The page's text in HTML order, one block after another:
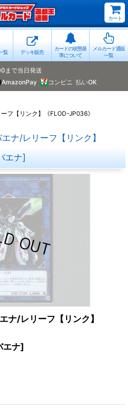
カート
覧 デッキ販売
カードの状態基
準について
メルカード通販
一覧
まで当日発送
AmazonPay コンビニ 払いOK
フ【リンク】《FLOD-JP036》
ナ/レリーフ【リンク】
エナ]
ナ/レリーフ【リンク】
エナ]